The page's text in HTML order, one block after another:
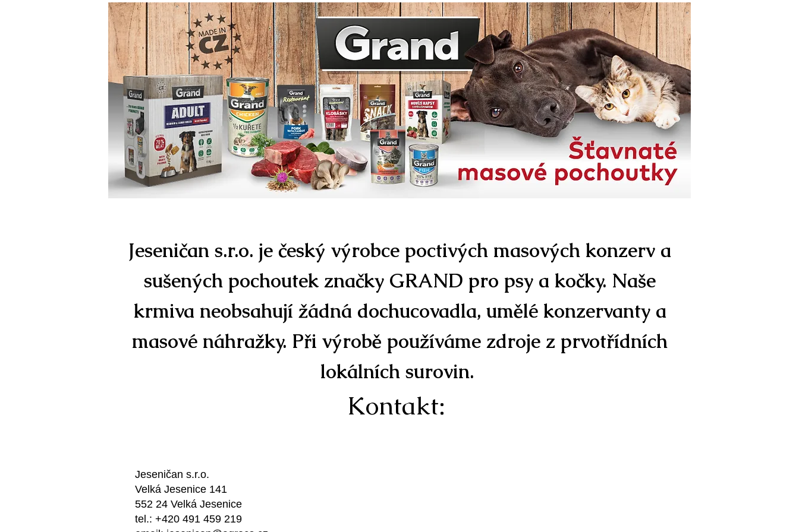
Jeseničan s.r.o. je český výrobce poctivých masových konzerv a
sušených pochoutek značky GRAND pro psy a kočky. Naše
krmiva neobsahují žádná dochucovadla, umělé konzervanty a
masové náhražky. Při výrobě používáme zdroje z prvotřídních
lokálních surovin.
Kontakt:
Jeseničan s.r.o.
Velká Jesenice 141
552 24 Velká Jesenice
tel.: +420 491 459 219